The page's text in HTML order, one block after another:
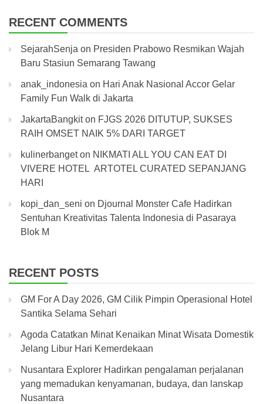
RECENT COMMENTS
SejarahSenja on Presiden Prabowo Resmikan Wajah
Baru Stasiun Semarang Tawang
anak_indonesia on Hari Anak Nasional Accor Gelar
Family Fun Walk di Jakarta
JakartaBangkiton FJGS 2026 DITUTUP, SUKSES
RAIH OMSET NAIK 5% DARI TARGET
kulinerbangeton NIKMATI ALL YOU CAN EAT DI
VIVERE HOTEL ARTOTEL CURATED SEPANJANG
HARI
kopi_dan_seni on Djournal Monster Cafe Hadirkan
Sentuhan Kreativitas Talenta Indonesia di Pasaraya
Blok M
RECENT POSTS
GM For A Day 2026, GM Cilik Pimpin Operasional Hotel
Santika Selama Sehari
Agoda Catatkan Minat Kenaikan Minat Wisata Domestik
Jelang Libur Hari Kemerdekaan
Nusantara Explorer Hadirkan pengalaman perjalanan
yang memadukan kenyamanan, budaya, dan lanskap
Nusantara